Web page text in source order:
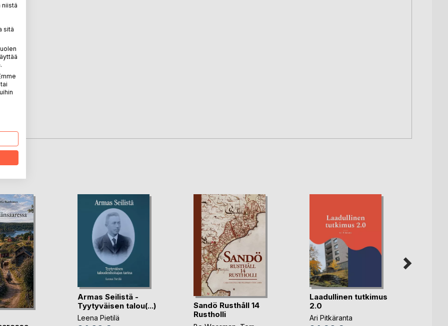
Armas Seilistä -
Tyytyväisen talou(...)
Leena Pietilä
Sandö Rusthåll 14
Rustholli
Laadullinen tutkimus
2.0
Ari Pitkäranta
niistä
sitä